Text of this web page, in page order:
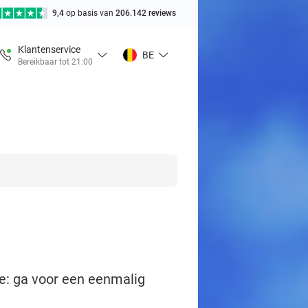
9,4 op basis van 206.142 reviews
Klantenservice
Bereikbaar tot 21:00
BE
ga voor een eenmalig